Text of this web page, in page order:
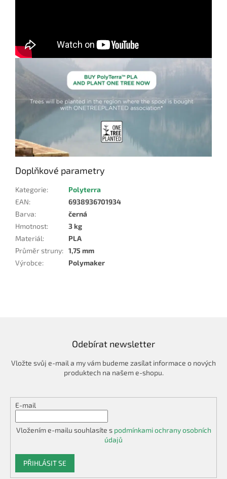
Doplňkové parametry
Kategorie:
Polyterra
EAN:
6938936701934
Barva:
černá
Hmotnost:
3 kg
Materiál:
PLA
Průměr struny: 1,75 mm
Výrobce: Polymaker
Odebírat newsletter
Vložte svůj e-mail a my vám budeme zasílat informace o nových
produktech na našem e-shopu.
E-mail
Vložením e-mailu souhlasíte s podmínkami ochrany osobních
údajů
PŘIHLÁSIT SE